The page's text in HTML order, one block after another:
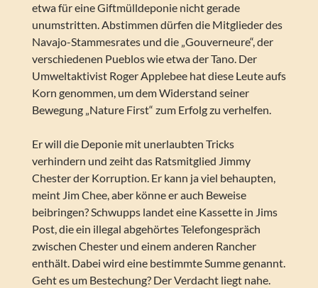
etwa für eine Giftmülldeponie nicht gerade
unumstritten. Abstimmen dürfen die Mitglieder des
Navajo-Stammesrates und die „Gouverneure“, der
verschiedenen Pueblos wie etwa der Tano. Der
Umweltaktivist Roger Applebee hat diese Leute aufs
Korn genommen, um dem Widerstand seiner
Bewegung „Nature First“ zum Erfolg zu verhelfen.
Er will die Deponie mit unerlaubten Tricks
verhindern und zeiht das Ratsmitglied Jimmy
Chester der Korruption. Er kann ja viel behaupten,
meint Jim Chee, aber könne er auch Beweise
beibringen? Schwupps landet eine Kassette in Jims
Post, die ein illegal abgehörtes Telefongespräch
zwischen Chester und einem anderen Rancher
enthält. Dabei wird eine bestimmte Summe genannt.
Geht es um Bestechung? Der Verdacht liegt nahe.